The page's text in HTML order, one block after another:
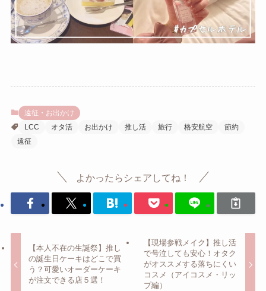
遠征・お出かけ
LCC
オタ活 お出かけ 推し活 旅行 格安航空
節約
遠征
よかったらシェアしてね！
【本人不在の生誕祭】推し
の誕生日ケーキはどこで買
う？可愛いオーダーケーキ
が注文できる店５選！
【現場参戦メイク】推し活
で号泣しても安心！オタク
がオススメする落ちにくい
コスメ（アイコスメ・リッ
プ編）